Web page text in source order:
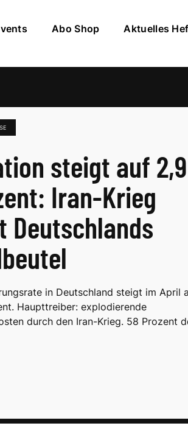
Abo Shop Aktuelles
steigt auf 2,9
Iran-Krieg
in Deutschland steigt im April
Haupttreiber: explodierende
durch den Iran-Krieg. 58 Prozent